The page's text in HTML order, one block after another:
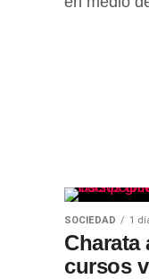
SOCIEDAD 1
cursos